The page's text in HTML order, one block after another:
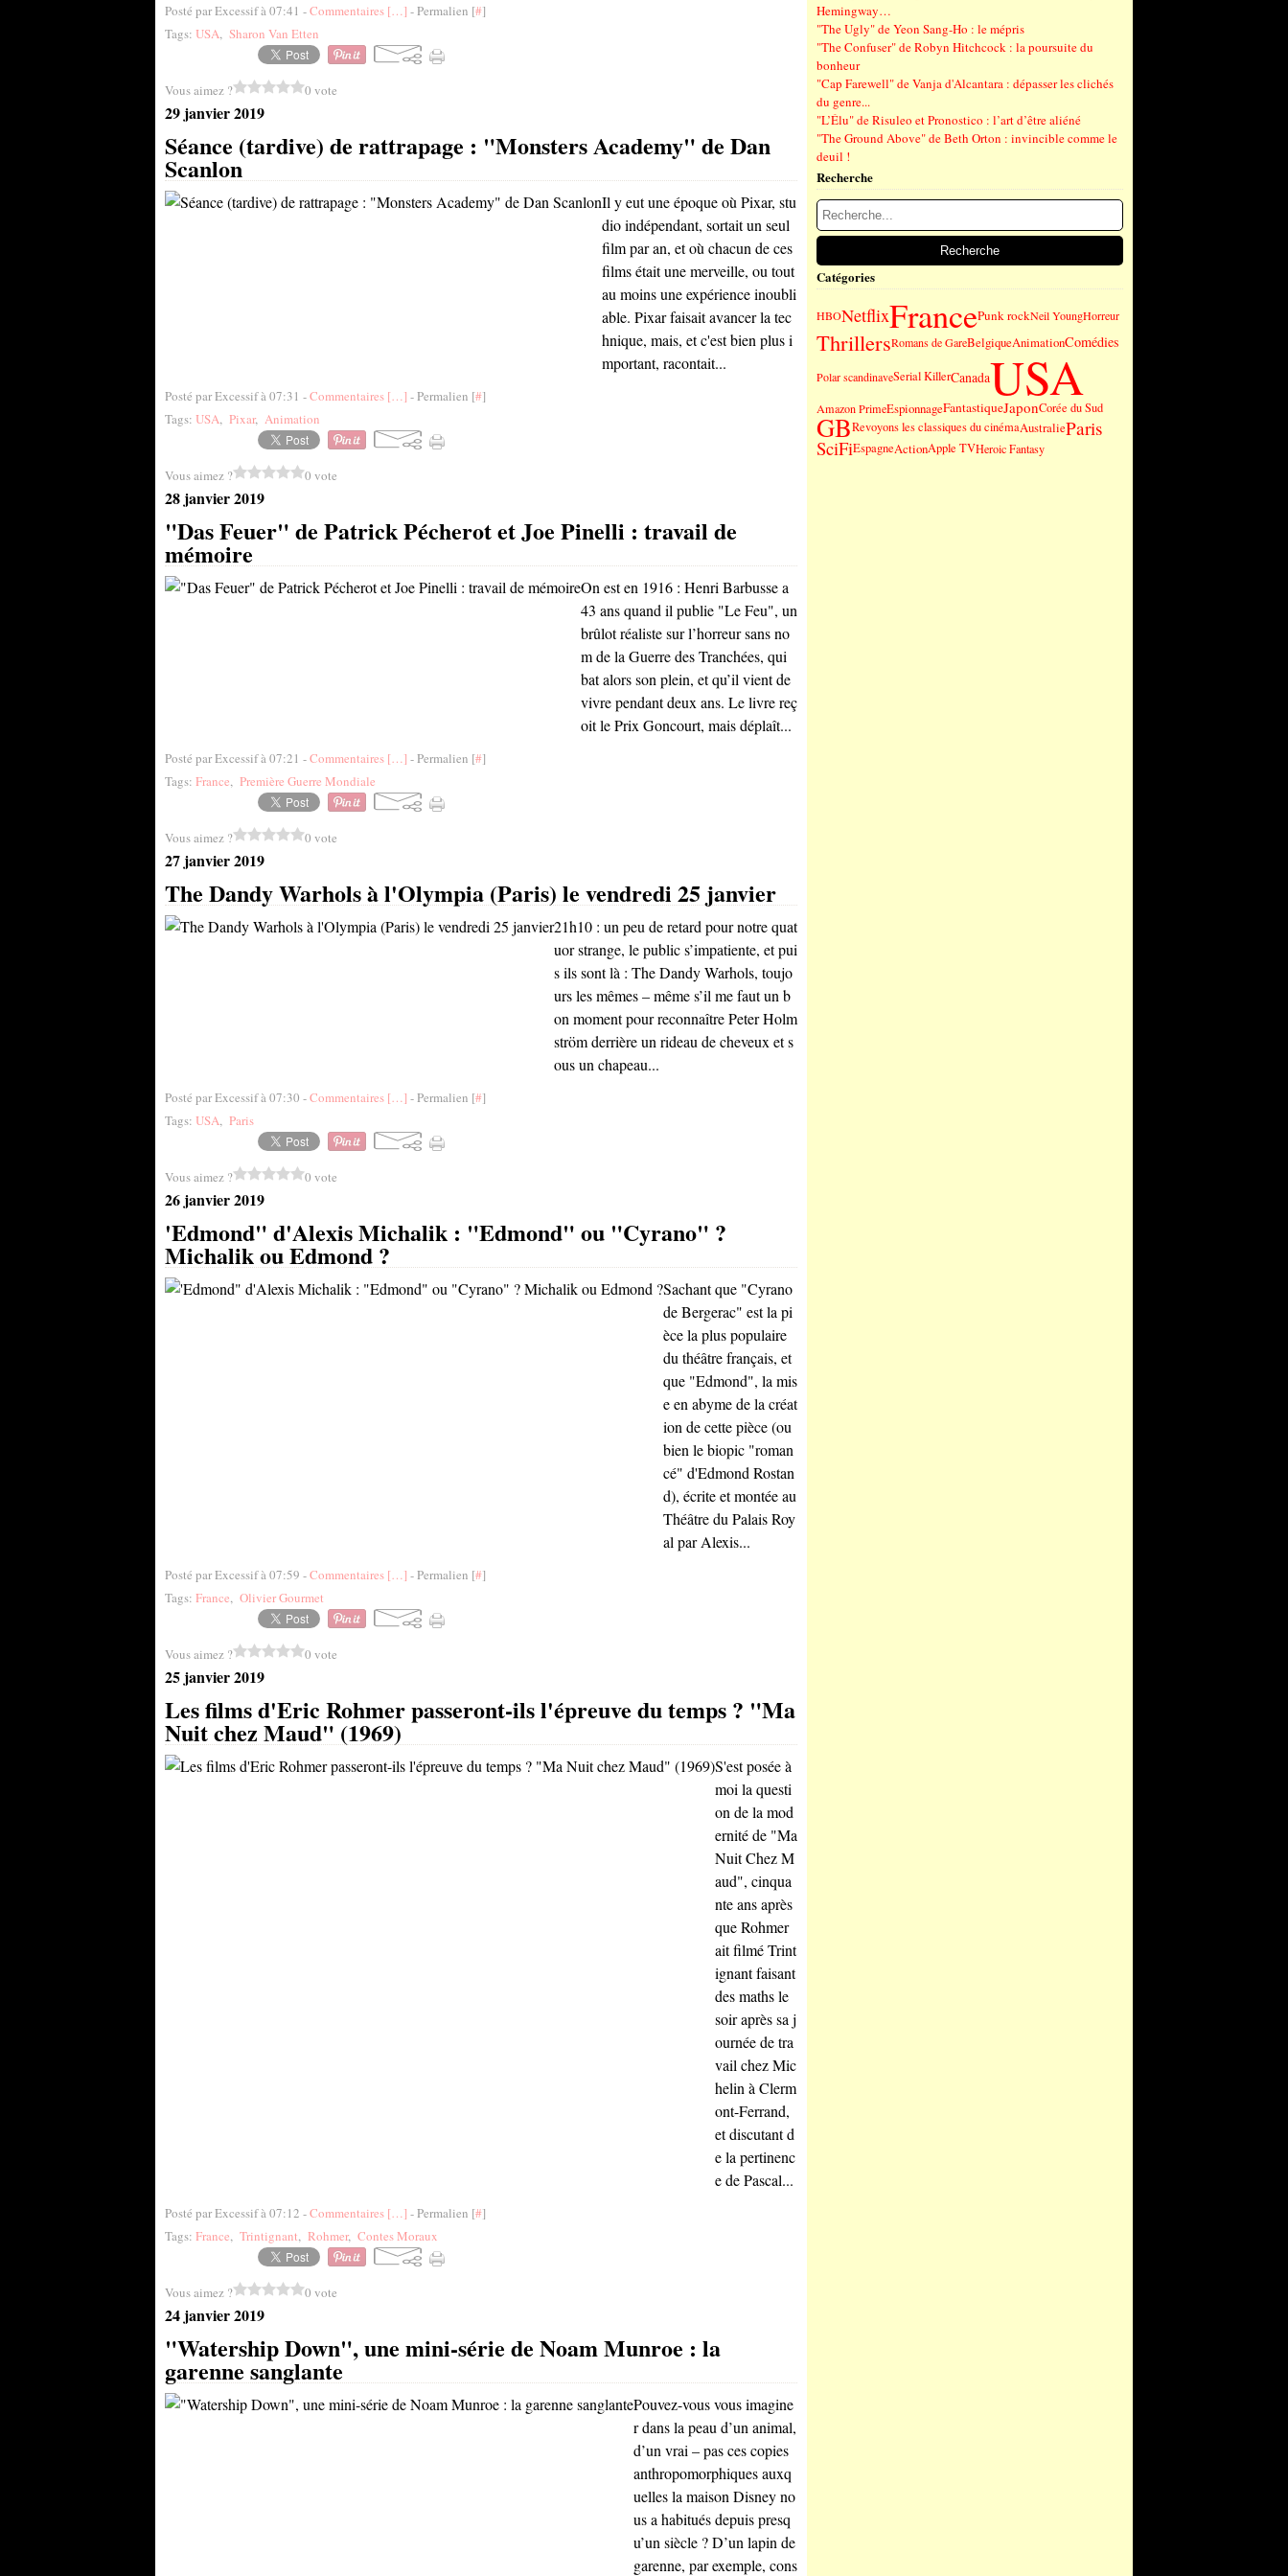
Posté par Excessif à 07:41 -Commentaires […] - Permalien [#]
Tags: USA, Sharon Van Etten
Vous aimez ? 0 vote
29 janvier 2019
Séance (tardive) de rattrapage : "Monsters Academy" de Dan
Scanlon
Il y eut une époque où Pixar, stu
dio indépendant, sortait un seul
film par an, et où chacun de ces
films était une merveille, ou tout
au moins une expérience inoubli
able. Pixar faisait avancer la tec
hnique, mais, et c'est bien plus i
mportant, racontait...
Posté par Excessif à 07:31 -Commentaires […] - Permalien [#]
Tags: USA, Pixar, Animation
Vous aimez ? 0 vote
28 janvier 2019
"Das Feuer" de Patrick Pécherot et Joe Pinelli : travail de
mémoire
On est en 1916 : Henri Barbusse a
43 ans quand il publie "Le Feu", un
brûlot réaliste sur l’horreur sans no
m de la Guerre des Tranchées, qui
bat alors son plein, et qu’il vient de
vivre pendant deux ans. Le livre reç
oit le Prix Goncourt, mais déplaît...
Posté par Excessif à 07:21 -Commentaires […] - Permalien [#]
Tags: France, Première Guerre Mondiale
Vous aimez ? 0 vote
27 janvier 2019
The Dandy Warhols à l'Olympia (Paris) le vendredi 25 janvier
21h10 : un peu de retard pour notre quat
uor strange, le public s’impatiente, et pui
s ils sont là : The Dandy Warhols, toujo
urs les mêmes – même s’il me faut un b
on moment pour reconnaître Peter Holm
ström derrière un rideau de cheveux et s
ous un chapeau...
Posté par Excessif à 07:30 -Commentaires […] - Permalien [#]
Tags: USA, Paris
Vous aimez ? 0 vote
26 janvier 2019
'Edmond" d'Alexis Michalik : "Edmond" ou "Cyrano" ?
Michalik ou Edmond ?
Sachant que "Cyrano
de Bergerac" est la pi
èce la plus populaire
du théâtre français, et
que "Edmond", la mis
e en abyme de la créat
ion de cette pièce (ou
bien le biopic "roman
cé" d'Edmond Rostan
d), écrite et montée au
Théâtre du Palais Roy
al par Alexis...
Posté par Excessif à 07:59 -Commentaires […] - Permalien [#]
Tags: France, Olivier Gourmet
Vous aimez ? 0 vote
25 janvier 2019
Les films d'Eric Rohmer passeront-ils l'épreuve du temps ? "Ma
Nuit chez Maud" (1969)
S'est posée à
moi la questi
on de la mod
ernité de "Ma
Nuit Chez M
aud", cinqua
nte ans après
que Rohmer
ait filmé Trint
ignant faisant
des maths le
soir après sa j
ournée de tra
vail chez Mic
helin à Clerm
ont-Ferrand,
et discutant d
e la pertinenc
e de Pascal...
Posté par Excessif à 07:12 -Commentaires […] - Permalien [#]
Tags: France, Trintignant, Rohmer, Contes Moraux
Vous aimez ? 0 vote
24 janvier 2019
"Watership Down", une mini-série de Noam Munroe : la
garenne sanglante
Pouvez-vous vous imagine
r dans la peau d’un animal,
d’un vrai – pas ces copies
anthropomorphiques auxq
uelles la maison Disney no
us a habitués depuis presq
u’un siècle ? D’un lapin de
garenne, par exemple, cons
Hemingway…
"The Ugly" de Yeon Sang-Ho : le mépris
"The Confuser" de Robyn Hitchcock : la poursuite du
bonheur
"Cap Farewell" de Vanja d'Alcantara : dépasser les clichés
du genre...
"L’Élu" de Risuleo et Pronostico : l’art d’être aliéné
"The Ground Above" de Beth Orton : invincible comme le
deuil !
Recherche
Catégories
HBONetflixFrancePunk rockNeil YoungHorreur
ThrillersRomans de GareBelgiqueAnimationComédies
Polar scandinaveSerial KillerCanadaUSA
Amazon PrimeEspionnageFantastiqueJaponCorée du Sud
GBRevoyons les classiques du cinémaAustralieParis
SciFiEspagneActionApple TVHeroic Fantasy